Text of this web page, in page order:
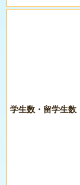
学生数・留学生数